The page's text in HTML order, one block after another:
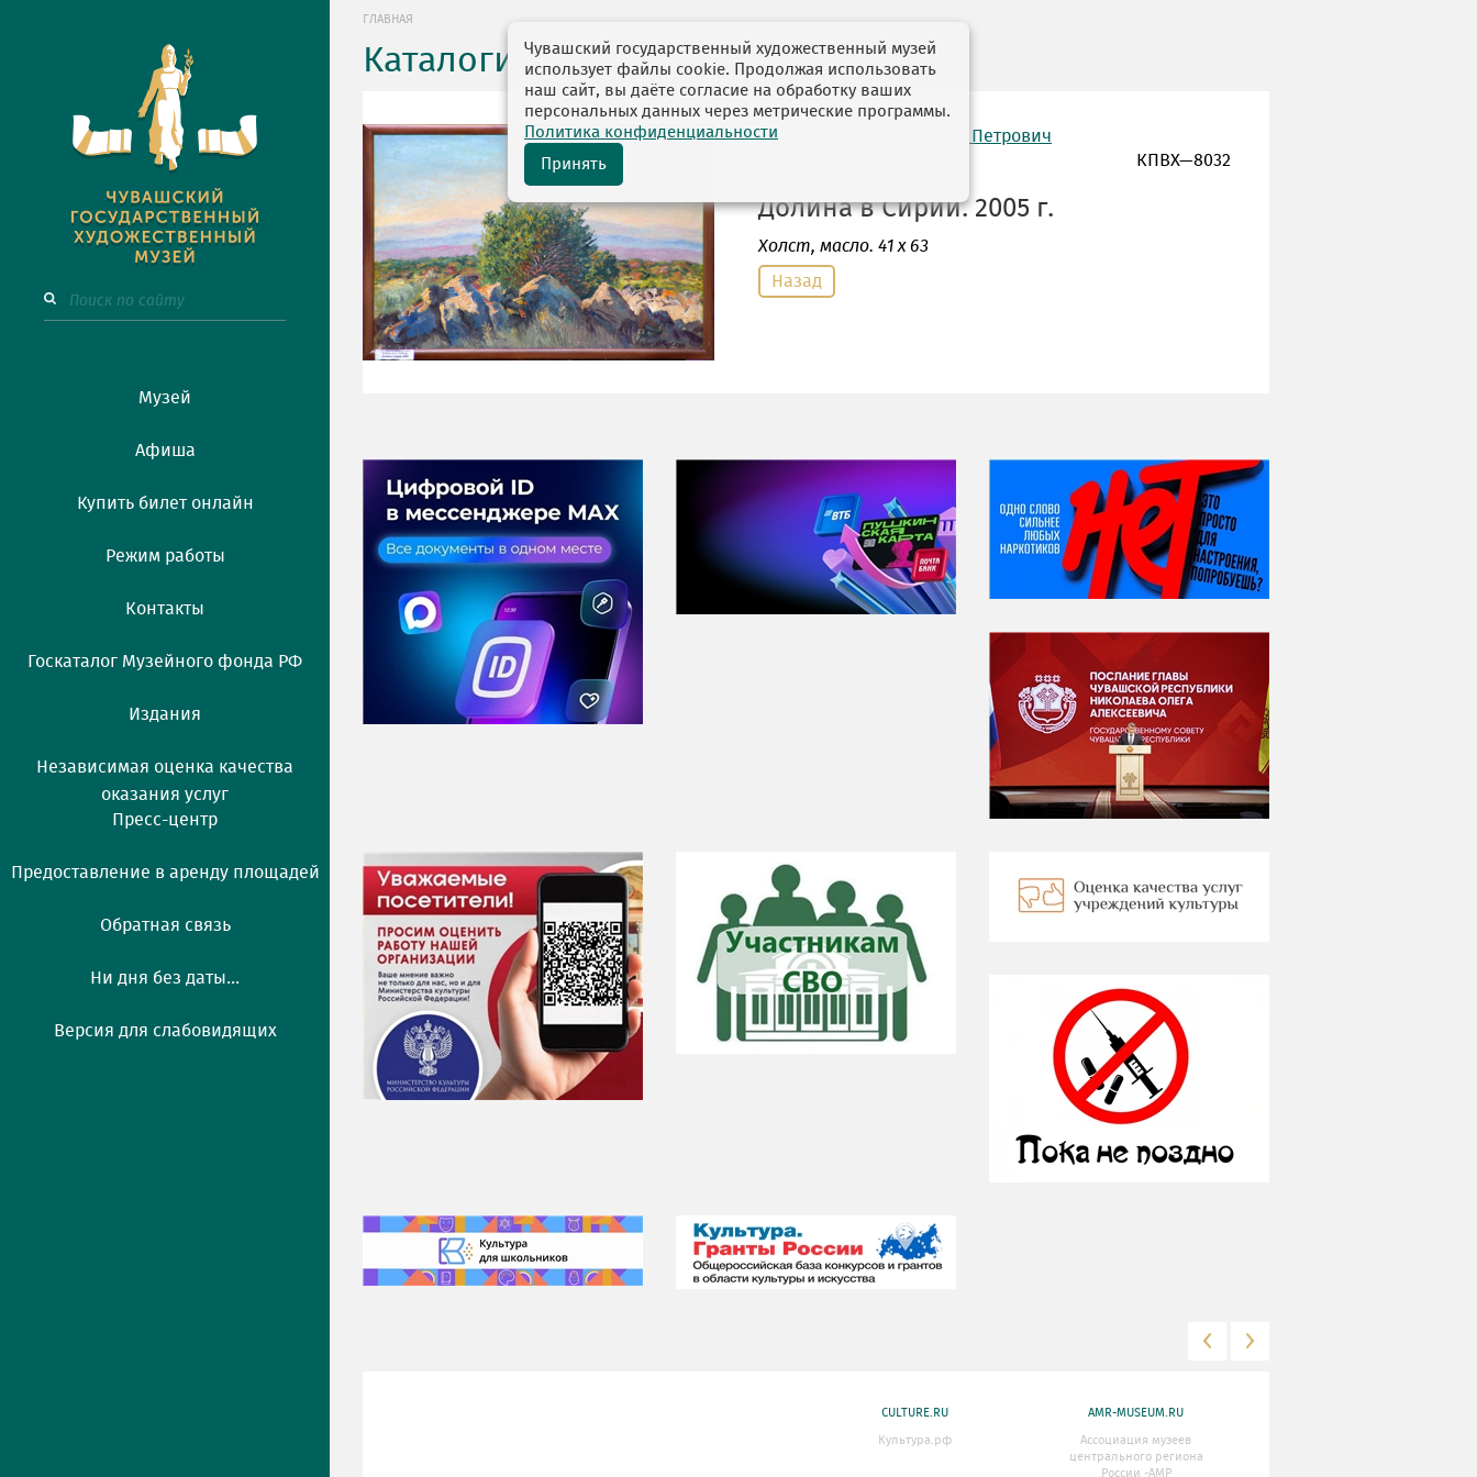
Музей
Афиша
Купить билет онлайн
Режим работы
Контакты
Госкаталог Музейного фонда РФ
Издания
Независимая оценка качества
оказания услуг
Пресс-центр
Предоставление в аренду площадей
Обратная связь
Ни дня без даты...
Версия для слабовидящих
ГЛАВНАЯ
Каталоги выставок
автор: Рыбкин Анатолий Петрович
КПВХ—8032
Долина в Сирии. 2005 г.
Холст, масло. 41 х 63
Назад
НИ ДНЯ БЕЗ ДАТЫ...
07 августа
Я встретил вас – и
всё былое...
CULTURE.RU
Культура.рф
AMR-MUSEUM.RU
Ассоциация музеев
центрального региона
России -АМР
Чувашский государственный художественный музей
использует файлы cookie. Продолжая использовать
наш сайт, вы даёте согласие на обработку ваших
персональных данных через метрические программы.
Политика конфиденциальности
Принять